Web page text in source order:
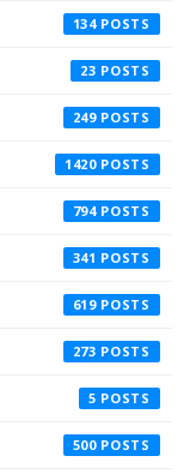
134
23
249
1420
794
341
619
273
5
500